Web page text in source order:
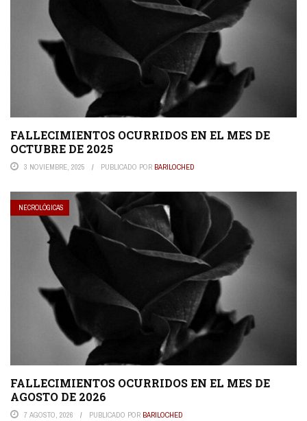
FALLECIMIENTOS OCURRIDOS EN EL MES DE
OCTUBRE DE 2025
3 NOVIEMBRE, 2025 PUBLICADO POR BARILOCHED
NECROLÓGICAS
FALLECIMIENTOS OCURRIDOS EN EL MES DE
AGOSTO DE 2026
7 AGOSTO, 2026 PUBLICADO POR BARILOCHED